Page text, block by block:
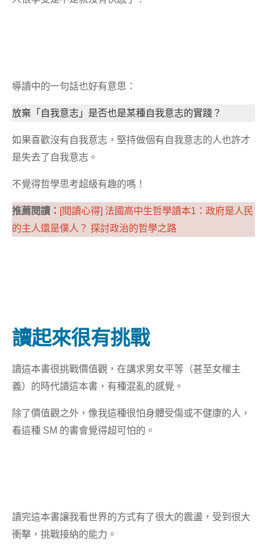
導讀中的一句話也好有意思：
放棄「自我意志」是否也是某種自我意志的實踐？
如果喜歡沒有自我意志，堅持做個有自我意志的人也許才
是失去了自我意志。
不覺得哲學思考超級有趣的嗎！
推薦閱讀： [閱讀心得] 法國高中生哲學讀本1：政府是人民
的主人還是僕人？ 探討政治的哲學之路
讀起來很有挑戰
讀這本書很挑戰價值觀，在講求男女平等（甚至女權主
義）的時代讀這本書，有種混亂的感覺。
除了價值觀之外，像我這種很怕身體受傷或不健康的人，
看這種 SM 的書會覺得超可怕的。
讀完這本書讓我看世界的方式有了很大的震盪，受到很大
衝擊，挑戰接納的能力。